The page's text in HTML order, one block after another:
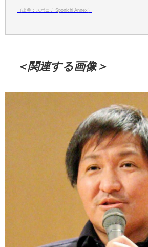
（出典：スポニチ Sponichi Annex）
＜関連する画像＞